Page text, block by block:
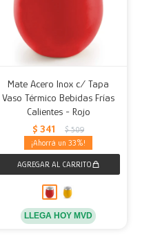
Mate Acero Inox c/ Tapa
Vaso Térmico Bebidas Frías
Calientes - Rojo
$ 341 $ 509
33
LLEGA HOY MVD